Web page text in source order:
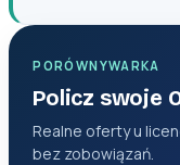
PORÓWNYWARKA
Policz swoje
Realne oferty u
bez zobowiązań.